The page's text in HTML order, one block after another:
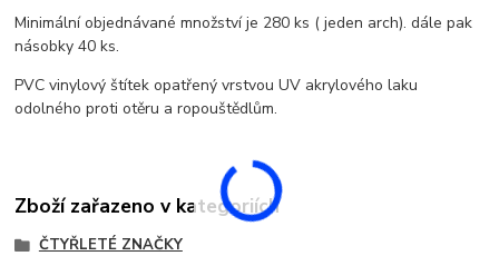
Minimální objednávané množství je 280 ks ( jeden arch). dále pak
násobky 40 ks.
PVC vinylový štítek opatřený vrstvou UV akrylového laku
odolného proti otěru a ropouštědlům.
Zboží zařazeno v kategoriích
ČTYŘLETÉ ZNAČKY